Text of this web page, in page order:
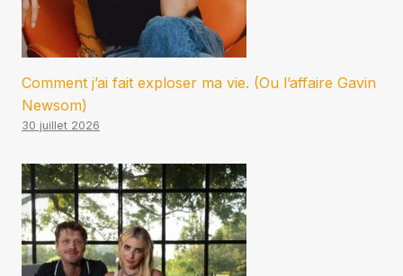
Comment j’ai fait exploser ma vie. (Ou l’affaire Gavin
Newsom)
30 juillet 2026